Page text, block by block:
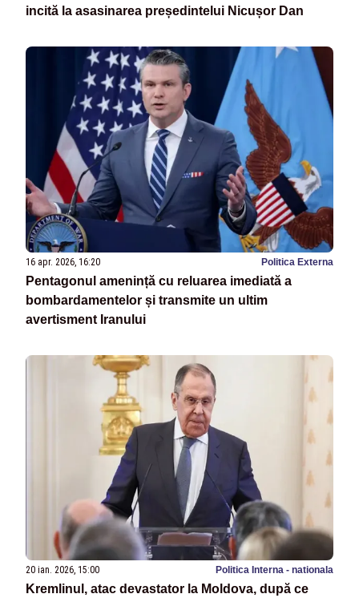
incită la asasinarea președintelui Nicușor Dan
16 apr. 2026, 16:20 Politica Externa
Pentagonul amenință cu reluarea imediată a
bombardamentelor și transmite un ultim
avertisment Iranului
20 ian. 2026, 15:00 Politica Interna - nationala
Kremlinul, atac devastator la Moldova, după ce